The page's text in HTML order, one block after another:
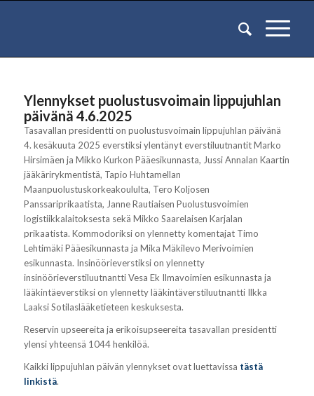
Ylennykset puolustusvoimain lippujuhlan
päivänä 4.6.2025
Tasavallan presidentti on puolustusvoimain lippujuhlan päivänä
4. kesäkuuta 2025 everstiksi ylentänyt everstiluutnantit Marko
Hirsimäen ja Mikko Kurkon Pääesikunnasta, Jussi Annalan Kaartin
jääkärirykmentistä, Tapio Huhtamellan
Maanpuolustuskorkeakoululta, Tero Koljosen
Panssariprikaatista, Janne Rautiaisen Puolustusvoimien
logistiikkalaitoksesta sekä Mikko Saarelaisen Karjalan
prikaatista. Kommodoriksi on ylennetty komentajat Timo
Lehtimäki Pääesikunnasta ja Mika Mäkilevo Merivoimien
esikunnasta. Insinöörieverstiksi on ylennetty
insinöörieverstiluutnantti Vesa Ek Ilmavoimien esikunnasta ja
lääkintäeverstiksi on ylennetty lääkintäverstiluutnantti Ilkka
Laaksi Sotilaslääketieteen keskuksesta.
Reservin upseereita ja erikoisupseereita tasavallan presidentti
ylensi yhteensä 1044 henkilöä.
Kaikki lippujuhlan päivän ylennykset ovat luettavissa tästä
linkistä.